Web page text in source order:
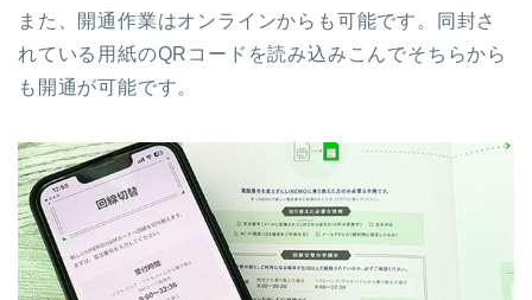
また、開通作業はオンラインからも可能です。同封さ
れている用紙のQRコードを読み込みこんでそちらから
も開通が可能です。